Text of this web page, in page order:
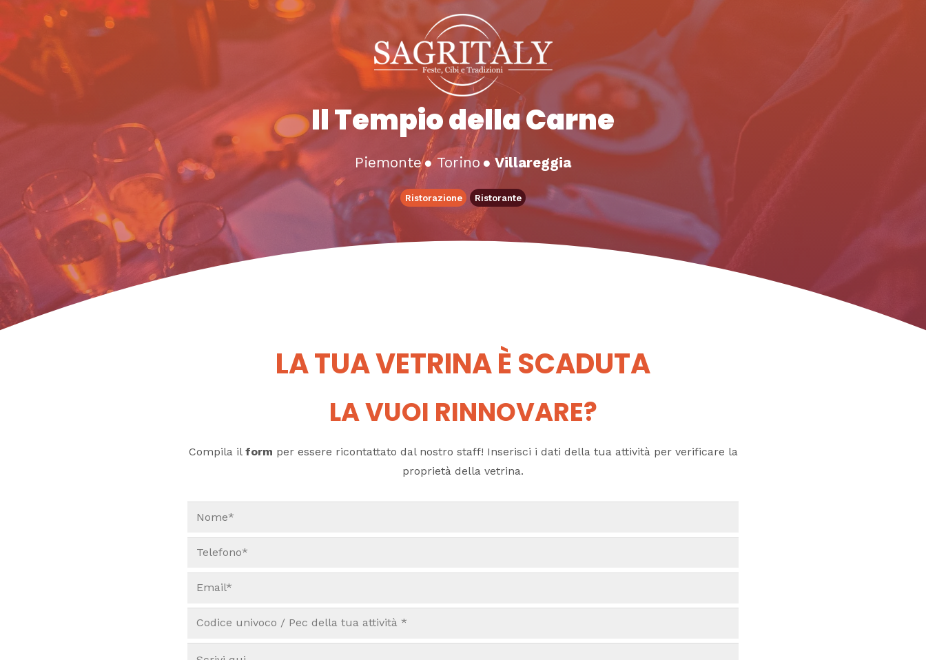
Il Tempio della Carne
Piemonte● Torino ● Villareggia
Ristorazione Ristorante
LA TUA VETRINA È SCADUTA
LA VUOI RINNOVARE?
Compila il form per essere ricontattato dal nostro staff! Inserisci i dati della tua attività per verificare la
proprietà della vetrina.